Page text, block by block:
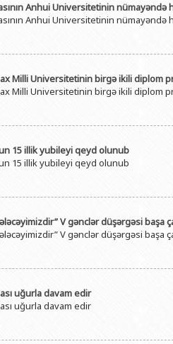
Anhui Universitetinin nümayəndə
Anhui Universitetinin nümayəndə
Milli Universitetinin birgə ikili diplom
Milli Universitetinin birgə ikili diplom
15 illik yubileyi qeyd olunub
15 illik yubileyi qeyd olunub
V gənclər düşərgəsi başa
V gənclər düşərgəsi başa
uğurla davam edir
uğurla davam edir